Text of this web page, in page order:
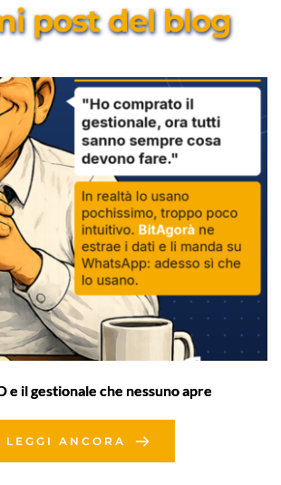
post del blog
e il gestionale che nessuno apre
LEGGI ANCORA